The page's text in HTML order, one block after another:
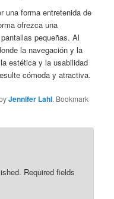
una forma entretenida de
ofrezca una
pequeñas. Al
la navegación y la
estética y la usabilidad
cómoda y atractiva.
Jennifer Lahl. Bookmark
Required fields